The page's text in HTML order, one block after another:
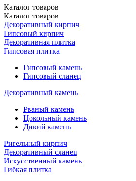
Каталог товаров
Каталог товаров
Декоративный кирпич
Гипсовый кирпич
Декоративная плитка
Гипсовая плитка
Гипсовый камень
Гипсовый сланец
Декоративный камень
Рваный камень
Цокольный камень
Дикий камень
Ригельный кирпич
Декоративный сланец
Искусственный камень
Гибкая плитка